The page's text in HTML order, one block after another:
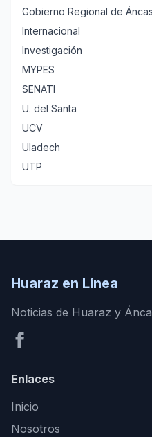
Gobierno Regional de
Internacional
Investigación
MYPES
SENATI
U. del Santa
UCV
Uladech
UTP
Huaraz en Línea
Noticias de Huaraz y
Enlaces
Inicio
Nosotros